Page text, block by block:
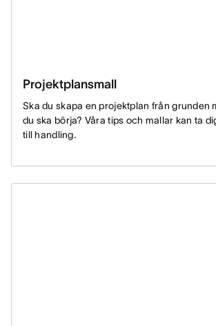
Projektplansmall
Ska du skapa en projektplan från grunden
du ska börja? Våra tips och mallar kan ta
till handling.